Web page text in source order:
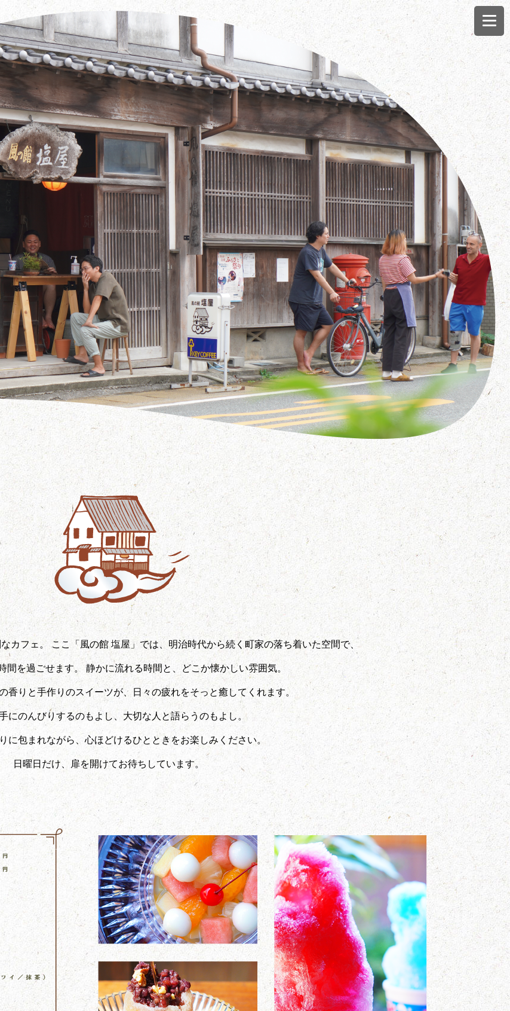
カフェ。 ここ「風の館 塩屋」では、明治時代から続く町家の落ち着いた空間で、
間を過ごせます。 静かに流れる時間と、どこか懐かしい雰囲気。
香りと手作りのスイーツが、日々の疲れをそっと癒してくれます。
にのんびりするのもよし、大切な人と語らうのもよし。
に包まれながら、心ほどけるひとときをお楽しみください。
日曜日だけ、扉を開けてお待ちしています。